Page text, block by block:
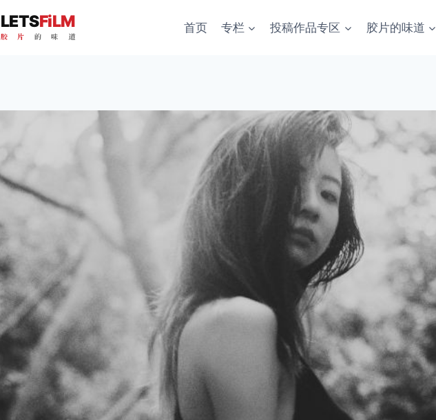
LETSFiLM
胶 片 的 味 道
首页 专栏 投稿作品专区 胶片的味道